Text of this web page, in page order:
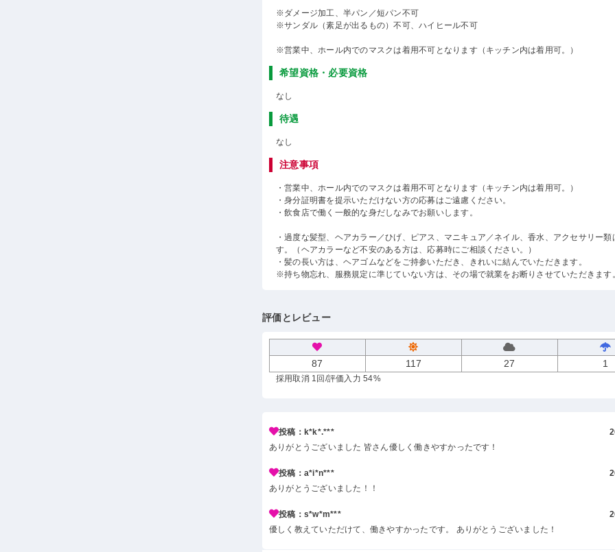
※ダメージ加工、半パン／短パン不可
※サンダル（素足が出るもの）不可、ハイヒール不可
※営業中、ホール内でのマスクは着用不可となります（キッチン内は着用可。）
希望資格・必要資格
なし
待遇
なし
注意事項
・営業中、ホール内でのマスクは着用不可となります（キッチン内は着用可。）
・身分証明書を提示いただけない方の応募はご遠慮ください。
・飲食店で働く一般的な身だしなみでお願いします。
・過度な髪型、ヘアカラー／ひげ、ピアス、マニキュア／ネイル、香水、アクセサリー類
す。（ヘアカラーなど不安のある方は、応募時にご相談ください。）
・髪の長い方は、ヘアゴムなどをご持参いただき、きれいに結んでいただきます。
※持ち物忘れ、服務規定に準じていない方は、その場で就業をお断りさせていただきます
評価とレビュー
87 117 27 1
採用取消 1回 /評価入力 54%
投稿：k*k*.***
ありがとうございました 皆さん優しく働きやすかったです！
投稿：a*i*n***
ありがとうございました！！
投稿：s*w*m***
優しく教えていただけて、働きやすかったです。 ありがとうございました！